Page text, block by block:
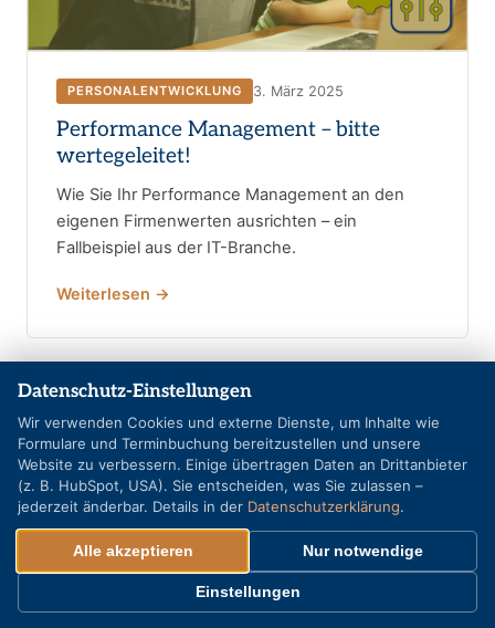
PERSONALENTWICKLUNG 3. März 2025
Performance Management – bitte
wertegeleitet!
Wie Sie Ihr Performance Management an den
eigenen Firmenwerten ausrichten – ein
Fallbeispiel aus der IT-Branche.
Weiterlesen →
Datenschutz-Einstellungen
Wir verwenden Cookies und externe Dienste, um Inhalte wie
Formulare und Terminbuchung bereitzustellen und unsere
Website zu verbessern. Einige übertragen Daten an Drittanbieter
(z. B. HubSpot, USA). Sie entscheiden, was Sie zulassen –
jederzeit änderbar. Details in der Datenschutzerklärung.
Alle akzeptieren Nur notwendige
Einstellungen